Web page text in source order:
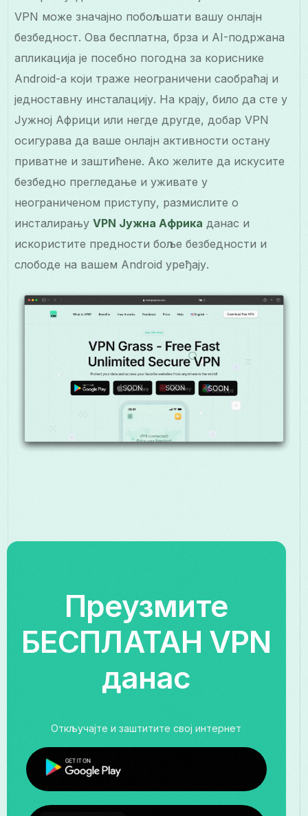
VPN може значајно побољшати вашу онлајн
безбедност. Ова бесплатна, брза и AI-подржана
апликација је посебно погодна за кориснике
Android-а који траже неограничени саобраћај и
једноставну инсталацију. На крају, било да сте у
Јужној Африци или негде другде, добар VPN
осигурава да ваше онлајн активности остану
приватне и заштићене. Ако желите да искусите
безбедно прегледање и уживате у
неограниченом приступу, размислите о
инсталирањуVPN Јужна Африка данас и
искористите предности боље безбедности и
слободе на вашем Android уређају.
Преузмите
БЕСПЛАТАН VPN
данас
Откључајте и заштитите свој интернет